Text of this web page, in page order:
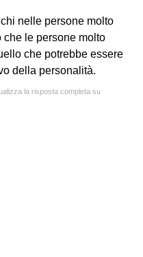
nelle persone molto
le persone molto
che potrebbe essere
della personalità.
la risposta completa su